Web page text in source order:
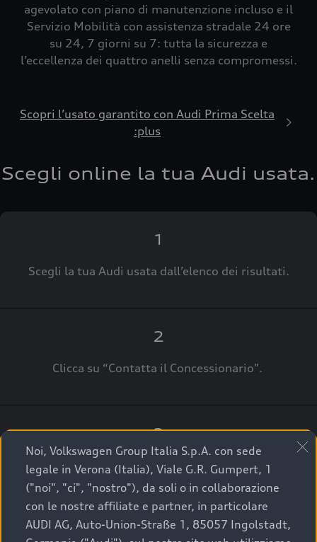
agevolato con piano di manutenzione incluso e il
Servizio Mobilità con assistenza stradale 24 ore
su 24, 7 giorni su 7: tutta la sicurezza e
l’eccellenza dei quattro anelli senza compromessi.
Scopri l’usato garantito con Audi Prima Scelta
:plus
Scegli online la tua Audi usata.
1
Scegli la tua Audi usata dall’elenco dei risultati.
2
Clicca su “Contatta il Concessionario".
3
A breve verrai ricontattato dal Customer Care
Audi Center o direttamente dal Concessionario
che ti supporterà per finalizzare la tua richiesta.
Noi, Volkswagen Group Italia S.p.A. con sede
legale in Verona (Italia), Viale G.R. Gumpert, 1
("noi", "ci", "nostro"), da soli o in collaborazione
con le nostre affiliate e partner, in particolare
AUDI AG, Auto-Union-Straße 1, 85057 Ingolstadt,